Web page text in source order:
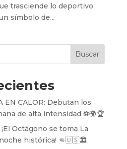
trasciende lo deportivo
símbolo de...
Buscar
EN CALOR: Debutan los
de alta intensidad ⚽️🌍🏆
Octágono se toma La
noche histórica! 👊🇺🇸🏛️